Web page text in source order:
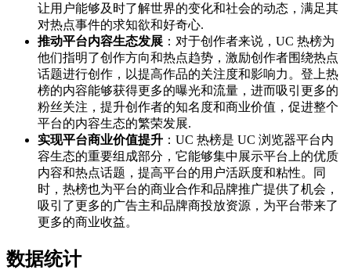
让用户能够及时了解世界的变化和社会的动态，满足其
对热点事件的求知欲和好奇心.
推动平台内容生态发展 ：对于创作者来说，UC 热榜为
他们指明了创作方向和热点趋势，激励创作者围绕热点
话题进行创作，以提高作品的关注度和影响力。登上热
榜的内容能够获得更多的曝光和流量，进而吸引更多的
粉丝关注，提升创作者的知名度和商业价值，促进整个
平台的内容生态的繁荣发展.
实现平台商业价值提升 ：UC 热榜是 UC 浏览器平台内
容生态的重要组成部分，它能够集中展示平台上的优质
内容和热点话题，提高平台的用户活跃度和粘性。同
时，热榜也为平台的商业合作和品牌推广提供了机会，
吸引了更多的广告主和品牌商投放资源，为平台带来了
更多的商业收益。
数据统计